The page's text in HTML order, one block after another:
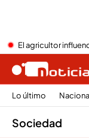
El agricultor
Lo último
Sociedad